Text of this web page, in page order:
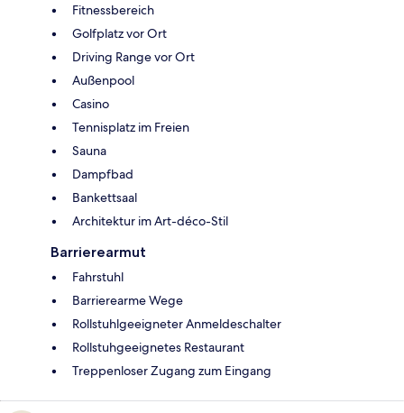
Fitnessbereich
Golfplatz vor Ort
Driving Range vor Ort
Außenpool
Casino
Tennisplatz im Freien
Sauna
Dampfbad
Bankettsaal
Architektur im Art-déco-Stil
Barrierearmut
Fahrstuhl
Barrierearme Wege
Rollstuhlgeeigneter Anmeldeschalter
Rollstuhgeeignetes Restaurant
Treppenloser Zugang zum Eingang